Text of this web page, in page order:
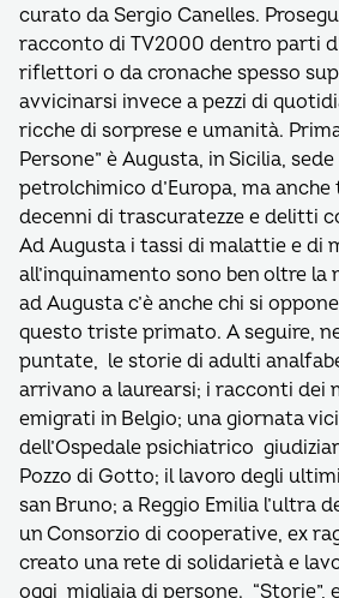
curato da Sergio Canelles.
racconto di TV2000 dentro parti
riflettori o da cronache spesso
avvicinarsi invece a pezzi di
ricche di sorprese e umanità.
Persone” è Augusta, in Sicilia,
petrolchimico d’Europa, ma
decenni di trascuratezze e delitti
Ad Augusta i tassi di malattie e di
all’inquinamento sono ben oltre la
ad Augusta c’è anche chi si
questo triste primato. A seguire,
puntate, le storie di adulti
arrivano a laurearsi; i racconti dei
emigrati in Belgio; una giornata
dell’Ospedale psichiatrico
Pozzo di Gotto; il lavoro degli
san Bruno; a Reggio Emilia l’ultra
un Consorzio di cooperative, ex
creato una rete di solidarietà e
oggi migliaia di persone. “Storie”,